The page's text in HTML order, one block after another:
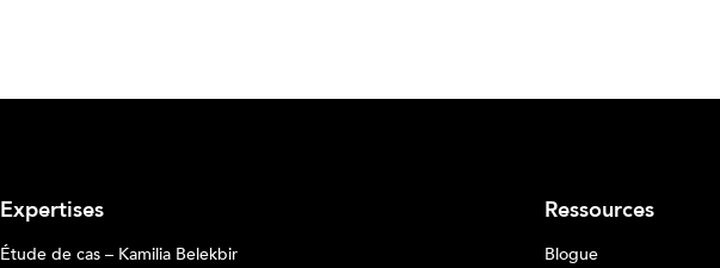
Expertises
Étude de cas – Kamilia Belekbir
Ressources
Blogue